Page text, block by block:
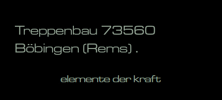
Treppenbau 73560
Böbingen (Rems) .